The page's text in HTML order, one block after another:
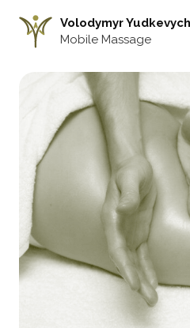
contenu
Volodymyr Yudkevych
Mobile Massage